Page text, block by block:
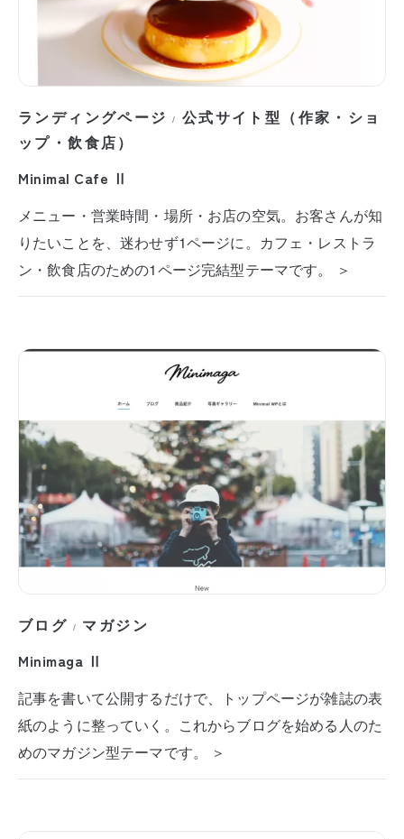
ランディングページ / 公式サイト型（作家・ショ
ップ・飲食店）
Minimal Cafe Ⅱ
メニュー・営業時間・場所・お店の空気。お客さんが知
りたいことを、迷わせず1ページに。カフェ・レストラ
ン・飲食店のための1ページ完結型テーマです。 ＞
ブログ / マガジン
Minimaga Ⅱ
記事を書いて公開するだけで、トップページが雑誌の表
紙のように整っていく。これからブログを始める人のた
めのマガジン型テーマです。 ＞